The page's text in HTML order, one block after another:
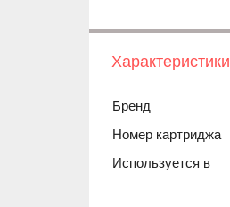
Характеристики
Бренд
Номер картриджа
Используется в